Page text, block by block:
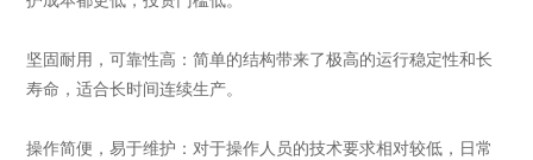
坚固耐用，可靠性高：简单的结构带来了极高的运行稳定性和长
寿命，适合长时间连续生产。
操作简便，易于维护：对于操作人员的技术要求相对较低，日常